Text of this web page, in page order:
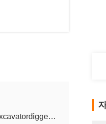
Oltx-1@usedexcavatordigger.com